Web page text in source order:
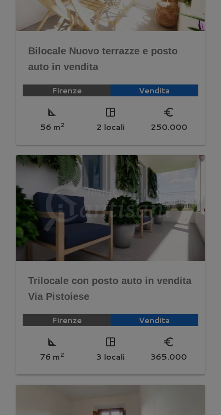
Bilocale Nuovo terrazze e posto
auto in vendita
Firenze Vendita
square_foot
56 m2
space_dashboard
2 locali
euro_symbol
250.000
Trilocale con posto auto in vendita
Via Pistoiese
Firenze Vendita
square_foot
76 m2
space_dashboard
3 locali
euro_symbol
365.000